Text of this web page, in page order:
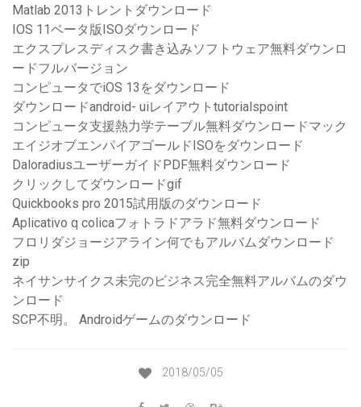
Matlab 2013トレントダウンロード
IOS 11ベータ版ISOダウンロード
エクスプレスディスク書き込みソフトウェア無料ダウンロ
ードフルバージョン
コンピュータでiOS 13をダウンロード
ダウンロードandroid- uiレイアウトtutorialspoint
コンピュータ支援熱力学テーブル無料ダウンロードマック
エイジオブエンパイアゴールドISOをダウンロード
DaloradiusユーザーガイドPDF無料ダウンロード
クリックしてダウンロードgif
Quickbooks pro 2015試用版のダウンロード
Aplicativo q colicaフォトラドアラド無料ダウンロード
フロリダジョージアライン何でもアルバムダウンロード
zip
ネイサンサイクス未完のビジネス完全無料アルバムのダウ
ンロード
SCP不明。 Androidゲームのダウンロード
2018/05/05